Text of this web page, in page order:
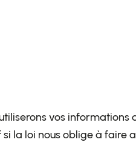
vos informations
la loi nous oblige à faire